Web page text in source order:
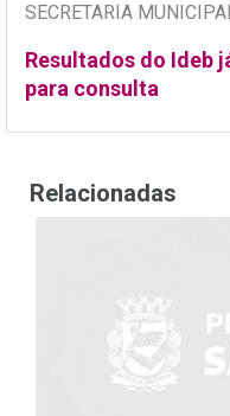
SECRETARIA
Resultados do Ideb
para consulta
Relacionadas